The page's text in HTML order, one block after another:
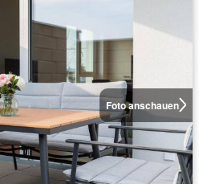
Foto anschauen